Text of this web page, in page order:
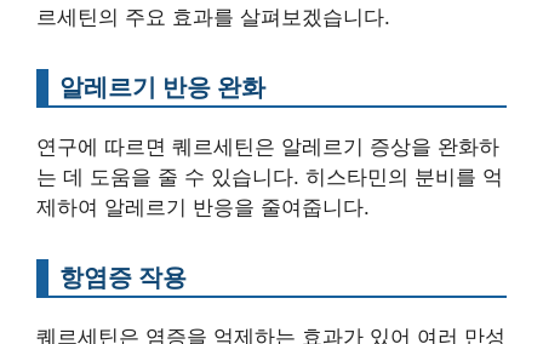
르세틴의 주요 효과를 살펴보겠습니다.
알레르기 반응 완화
연구에 따르면 퀘르세틴은 알레르기 증상을 완화하
는 데 도움을 줄 수 있습니다. 히스타민의 분비를 억
제하여 알레르기 반응을 줄여줍니다.
항염증 작용
퀘르세틴은 염증을 억제하는 효과가 있어 여러 만성